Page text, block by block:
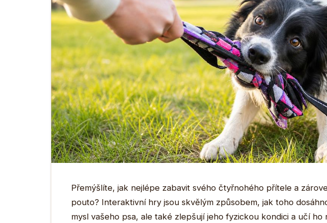
Přemýšlíte, jak nejlépe zabavit svého čtyřnohého přítele a
pouto? Interaktivní hry jsou skvělým způsobem, jak toho
mysl vašeho psa, ale také zlepšují jeho fyzickou kondici a učí ho